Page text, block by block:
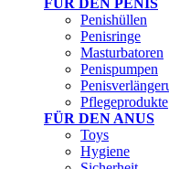
FÜR DEN PENIS
Penishüllen
Penisringe
Masturbatoren
Penispumpen
Pflegeprodukte
FÜR DEN ANUS
Toys
Hygiene